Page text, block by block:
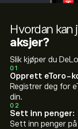
Hvordan kan
aksjer?
Slik kjøper du
01
Opprett eToro-
Registrer deg for
din.
02
Sett inn penger:
Sett inn penger